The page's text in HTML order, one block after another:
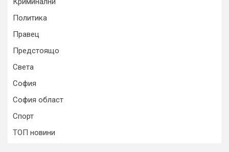
Политика
Правец
Предстоящо
Света
София
София област
Спорт
ТОП новини